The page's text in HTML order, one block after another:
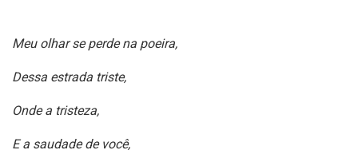
Meu olhar se perde na poeira,
Dessa estrada triste,
Onde a tristeza,
E a saudade de você,